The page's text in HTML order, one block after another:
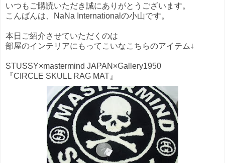
いつもご購読いただき誠にありがとうございます。
こんばんは、NaNa Internationalの小山です。
本日ご紹介させていただくのは
部屋のインテリアにもってこいなこちらのアイテム↓
STUSSY×mastermind JAPAN×Gallery1950
『CIRCLE SKULL RAG MAT』